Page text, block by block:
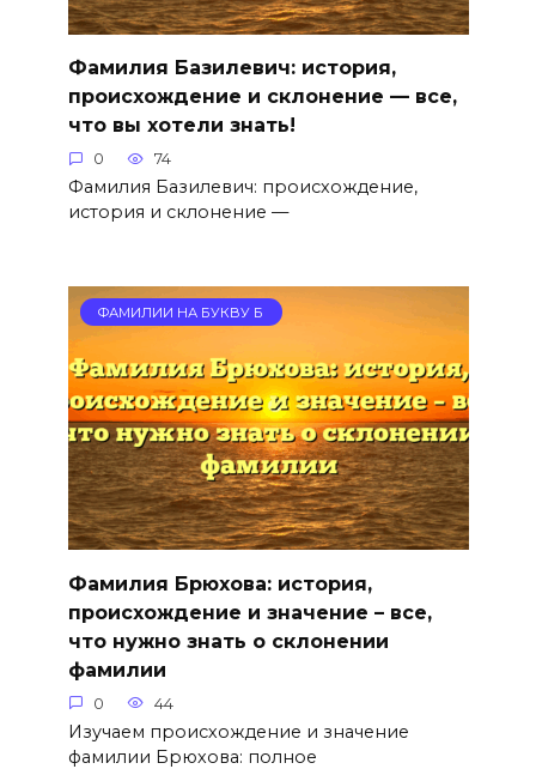
Фамилия Базилевич: история,
происхождение и склонение — все,
что вы хотели знать!
0 74
Фамилия Базилевич: происхождение,
история и склонение —
ФАМИЛИИ НА БУКВУ Б
Фамилия Брюхова: история,
происхождение и значение – все,
что нужно знать о склонении
фамилии
0 44
Изучаем происхождение и значение
фамилии Брюхова: полное